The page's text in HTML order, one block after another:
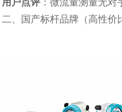
用户点评 ：微流量测量无
二、国产标杆品牌（高性价